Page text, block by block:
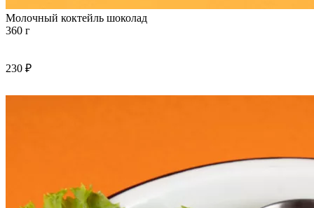
Молочный коктейль шоколад
360 г
230 ₽